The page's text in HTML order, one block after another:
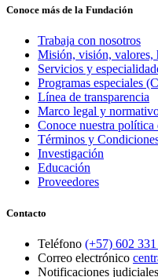
Conoce más de la Fundación
Trabaja con nosotros
Misión, visión, valores,
Servicios y
Programas especiales
Línea de transparencia
Marco legal y
Conoce nuestra política
Términos y
Investigación
Educación
Proveedores
Contacto
Teléfono (+57) 602
Correo electrónico
Notificaciones judiciales